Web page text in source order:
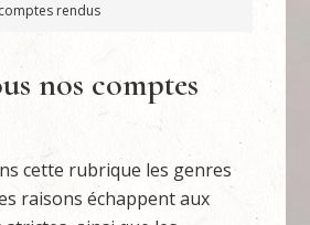
rendus
nos comptes
cette rubrique les genres
raisons échappent aux